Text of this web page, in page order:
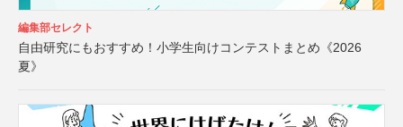
編集部セレクト
自由研究にもおすすめ！小学生向けコンテストまとめ《2026
夏》